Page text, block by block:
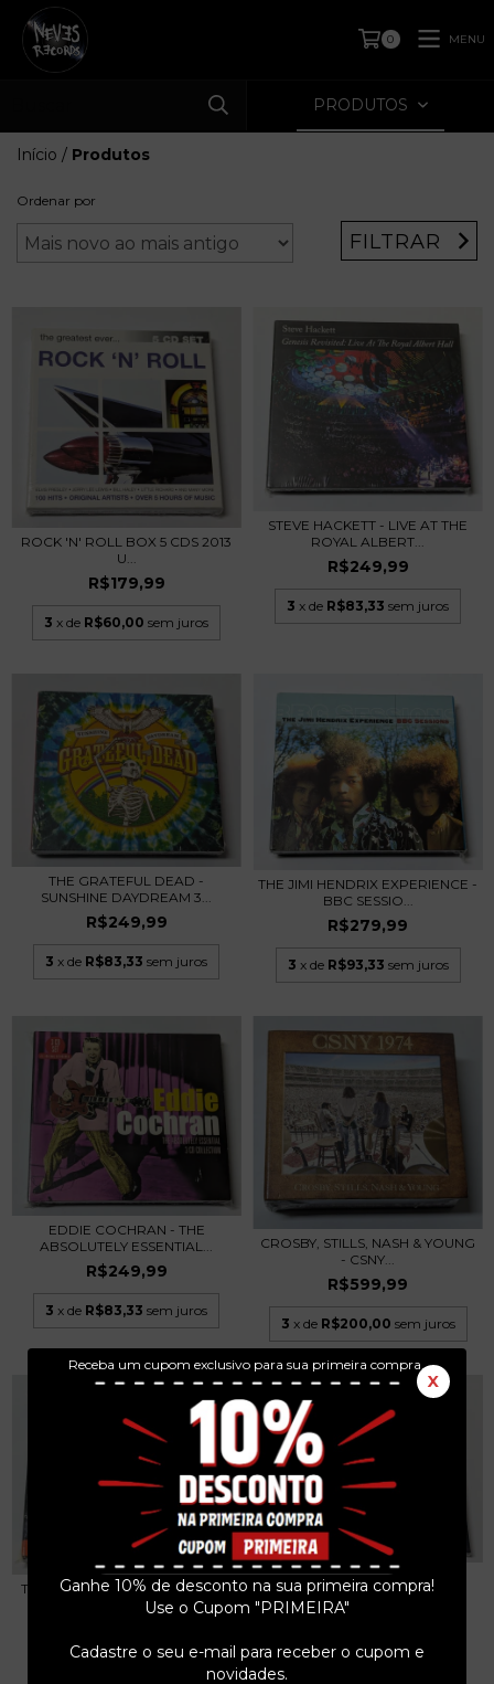
Receba um cupom exclusivo para sua primeira compra.
X
Ganhe 10% de desconto na sua primeira compra!
Use o Cupom "PRIMEIRA"
Cadastre o seu e-mail para receber o cupom e
novidades.
0 MENU
PRODUTOS
Início / Produtos
Ordenar por
FILTRAR
ROCK 'N' ROLL BOX 5 CDS 2013
U...
R$179,99
3 x de R$60,00 sem juros
STEVE HACKETT - LIVE AT THE
ROYAL ALBERT...
R$249,99
3 x de R$83,33 sem juros
THE GRATEFUL DEAD -
SUNSHINE DAYDREAM 3...
R$249,99
3 x de R$83,33 sem juros
THE JIMI HENDRIX EXPERIENCE -
BBC SESSIO...
R$279,99
3 x de R$93,33 sem juros
EDDIE COCHRAN - THE
ABSOLUTELY ESSENTIAL...
R$249,99
3 x de R$83,33 sem juros
CROSBY, STILLS, NASH & YOUNG
- CSNY...
R$599,99
3 x de R$200,00 sem juros
THE ROLLING STONES - LICKED
LIVE IN NYC...
sem juros
THE GRATEFUL DEAD - FOX
THEATRE ST. LOUI...
R$249,99
3 x deR$83,33 sem juros